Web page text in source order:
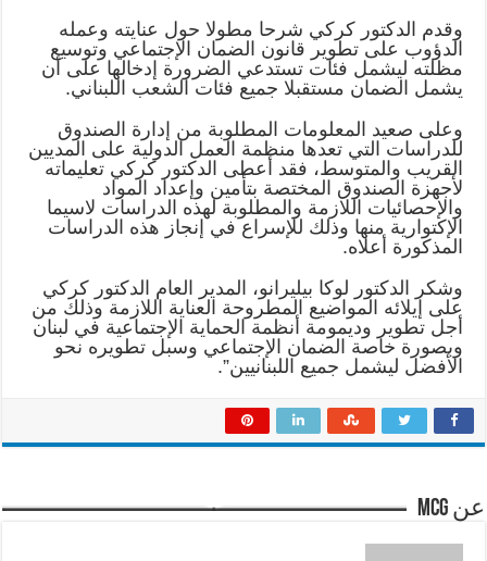
وقدم الدكتور كركي شرحا مطولا حول عنايته وعمله
الدؤوب على تطوير قانون الضمان الإجتماعي وتوسيع
مظلته ليشمل فئات تستدعي الضرورة إدخالها على أن
يشمل الضمان مستقبلا جميع فئات الشعب اللبناني.
وعلى صعيد المعلومات المطلوبة من إدارة الصندوق
للدراسات التي تعدها منظمة العمل الدولية على المديين
القريب والمتوسط، فقد أعطى الدكتور كركي تعليماته
لأجهزة الصندوق المختصة بتأمين وإعداد المواد
والإحصائيات اللازمة والمطلوبة لهذه الدراسات لاسيما
الإكتوارية منها وذلك للإسراع في إنجاز هذه الدراسات
المذكورة أعلاه.
وشكر الدكتور لوكا بيليرانو، المدير العام الدكتور كركي
على إيلائه المواضيع المطروحة العناية اللازمة وذلك من
أجل تطوير وديمومة أنظمة الحماية الإجتماعية في لبنان
وبصورة خاصة الضمان الإجتماعي وسبل تطويره نحو
الأفضل ليشمل جميع اللبنانيين”.
عن mcg